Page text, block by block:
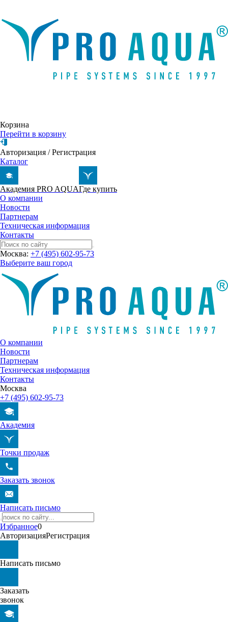
Корзина
Перейти в корзину
Авторизация /Регистрация
Каталог
Академия PRO AQUAГде купить
О компании
Новости
Партнерам
Техническая информация
Контакты
Москва: +7 (495) 602-95-73
Выберите ваш город
О компании
Новости
Партнерам
Техническая информация
Контакты
Москва
+7 (495) 602-95-73
Академия
Точки продаж
Заказать звонок
Написать письмо
Избранное0
АвторизацияРегистрация
Написать письмо
Заказать
звонок